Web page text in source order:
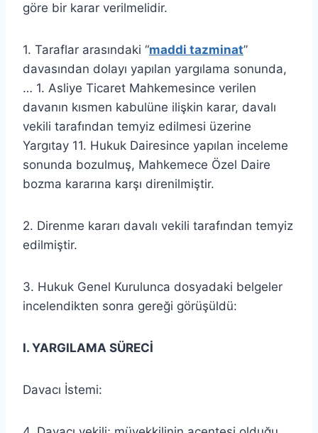
göre bir karar verilmelidir.
1. Taraflar arasındaki “maddi tazminat”
davasından dolayı yapılan yargılama sonunda,
… 1. Asliye Ticaret Mahkemesince verilen
davanın kısmen kabulüne ilişkin karar, davalı
vekili tarafından temyiz edilmesi üzerine
Yargıtay 11. Hukuk Dairesince yapılan inceleme
sonunda bozulmuş, Mahkemece Özel Daire
bozma kararına karşı direnilmiştir.
2. Direnme kararı davalı vekili tarafından temyiz
edilmiştir.
3. Hukuk Genel Kurulunca dosyadaki belgeler
incelendikten sonra gereği görüşüldü:
I. YARGILAMA SÜRECİ
Davacı İstemi: